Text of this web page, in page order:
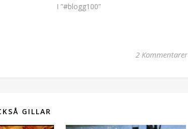
I ”#blogg100”
2 Kommentarer
GILLAR